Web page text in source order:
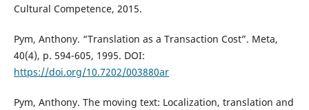
Cultural Competence, 2015.
Pym, Anthony. “Translation as a Transaction Cost”. Meta,
40(4), p. 594-605, 1995. DOI:
https://doi.org/10.7202/003880ar
Pym, Anthony. The moving text: Localization, translation and